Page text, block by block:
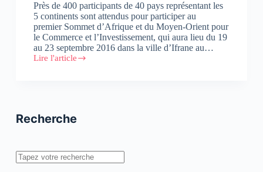
Près de 400 participants de 40 pays représentant les
5 continents sont attendus pour participer au
premier Sommet d’Afrique et du Moyen-Orient pour
le Commerce et l’Investissement, qui aura lieu du 19
au 23 septembre 2016 dans la ville d’Ifrane au…
Lire l'article
trade+impact
et
Orient
et
Recherche
Rechercher